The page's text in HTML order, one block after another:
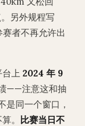
另外规程写
者不再允许出
上 2024 年 9
——注意这和抽
是同一个窗口，
。 比赛当日不